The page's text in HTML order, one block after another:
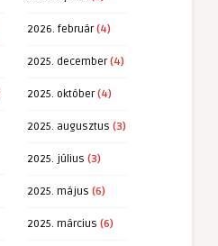
2026. február(4)
2025. december(4)
2025. október(4)
2025. augusztus (3)
2025. július (3)
2025. május (6)
2025. március (6)